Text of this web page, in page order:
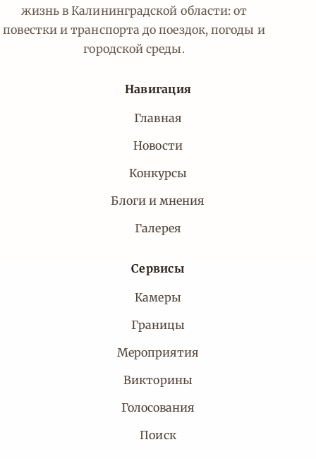
жизнь в Калининградской области: от
повестки и транспорта до поездок, погоды и
городской среды.
Навигация
Главная
Новости
Конкурсы
Блоги и мнения
Галерея
Сервисы
Камеры
Границы
Мероприятия
Викторины
Голосования
Поиск